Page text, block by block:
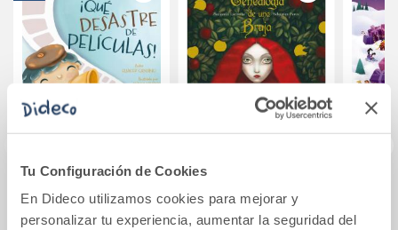
Tu Configuración de Cookies
En Dideco utilizamos cookies para mejorar y
personalizar tu experiencia, aumentar la seguridad del
¡Qué desastre de
películas!
Genealogía de una
bruja